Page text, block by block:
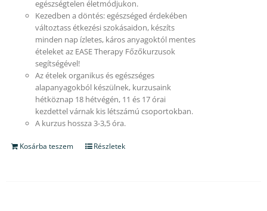
egészségtelen életmódjukon.
Kezedben a döntés: egészséged érdekében
változtass étkezési szokásaidon, készíts
minden nap ízletes, káros anyagoktól mentes
ételeket az EASE Therapy Főzőkurzusok
segítségével!
Az ételek organikus és egészséges
alapanyagokból készülnek, kurzusaink
hétköznap 18 hétvégén, 11 és 17 órai
kezdettel várnak kis létszámú csoportokban.
A kurzus hossza 3-3,5 óra.
Kosárba teszem Részletek